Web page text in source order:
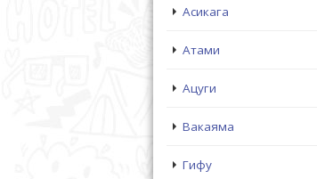
Асикага
Атами
Ацуги
Вакаяма
Гифу